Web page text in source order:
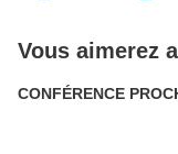
Vous aimerez
CONFÉRENCE